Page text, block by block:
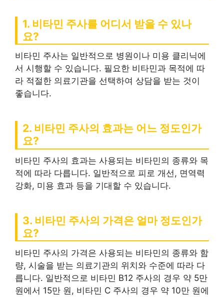
1. 비타민 주사를 어디서 받을 수 있나
요?
비타민 주사는 일반적으로 병원이나 미용 클리닉에
서 시행할 수 있습니다. 필요한 비타민과 목적에 따
라 적절한 의료기관을 선택하여 상담을 받는 것이
좋습니다.
2. 비타민 주사의 효과는 어느 정도인가
요?
비타민 주사의 효과는 사용되는 비타민의 종류와 목
적에 따라 다릅니다. 일반적으로 피로 개선, 면역력
강화, 미용 효과 등을 기대할 수 있습니다.
3. 비타민 주사의 가격은 얼마 정도인가
요?
비타민 주사의 가격은 사용되는 비타민의 종류와 함
량, 시술을 받는 의료기관의 위치와 수준에 따라 다
릅니다. 일반적으로 비타민 B12 주사의 경우 약 5만
원에서 15만 원, 비타민 C 주사의 경우 약 10만 원에